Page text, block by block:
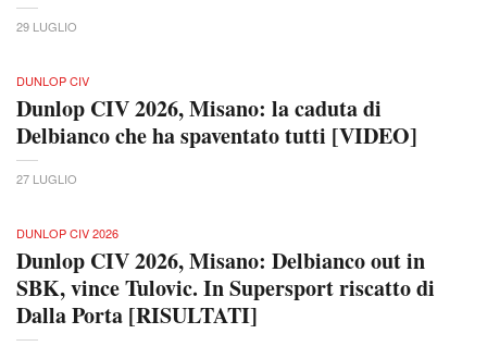
29 LUGLIO
DUNLOP CIV
Dunlop CIV 2026, Misano: la caduta di
Delbianco che ha spaventato tutti [VIDEO]
27 LUGLIO
DUNLOP CIV 2026
Dunlop CIV 2026, Misano: Delbianco out in
SBK, vince Tulovic. In Supersport riscatto di
Dalla Porta [RISULTATI]